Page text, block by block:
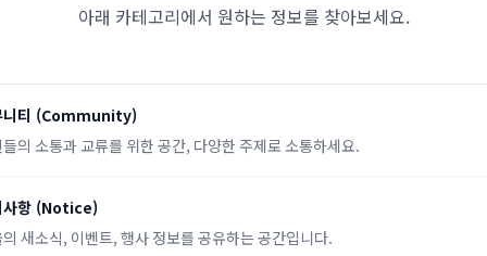
아래 카테고리에서 원하는 정보를 찾아보세요.
티 (Community)
의 소통과 교류를 위한 공간, 다양한 주제로 소통하세요.
항 (Notice)
의 새소식, 이벤트, 행사 정보를 공유하는 공간입니다.